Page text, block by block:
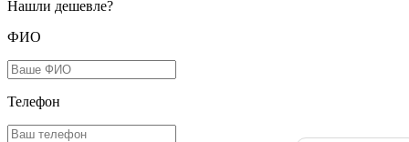
Нашли дешевле?
ФИО
Телефон